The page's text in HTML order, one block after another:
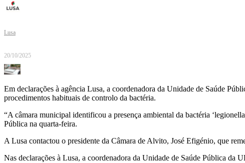
Lusa
20/10/2025
Em declarações à agência Lusa, a coordenadora da Unidade de Saúde
procedimentos habituais de controlo da bactéria.
“A câmara municipal identificou a presença ambiental da bactéria
Pública na quarta-feira.
A Lusa contactou o presidente da Câmara de Alvito, José Efigénio, que
Nas declarações à Lusa, a coordenadora da Unidade de Saúde Pública da